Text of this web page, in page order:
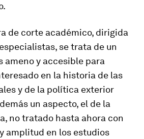
de corte académico, dirigida
se trata de un
ameno y accesible para
en la historia de las
y de la política exterior
un aspecto, el de la
no tratado hasta ahora con
amplitud en los estudios